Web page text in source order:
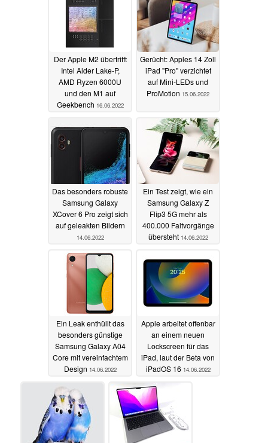
Der Apple M2 übertrifft
Intel Alder Lake-P,
AMD Ryzen 6000U
und den M1 auf
Geekbench 16.06.2022
Gerücht: Apples 14 Zoll
iPad "Pro" verzichtet
auf Mini-LEDs und
ProMotion 15.06.2022
Das besonders robuste
Samsung Galaxy
XCover 6 Pro zeigt sich
auf geleakten Bildern
14.06.2022
Ein Test zeigt, wie ein
Samsung Galaxy Z
Flip3 5G mehr als
400.000 Faltvorgänge
übersteht 14.06.2022
Ein Leak enthüllt das
besonders günstige
Samsung Galaxy A04
Core mit vereinfachtem
Design 14.06.2022
Apple arbeitet offenbar
an einem neuen
Lockscreen für das
iPad, laut der Beta von
iPadOS 16 14.06.2022